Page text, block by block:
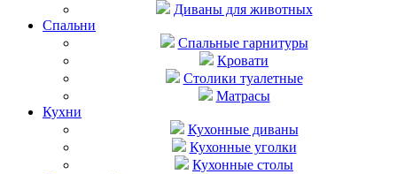
Диваны для животных
Спальни
Cпальные гарнитуры
Кровати
Столики туалетные
Матрасы
Кухни
Кухонные диваны
Кухонные уголки
Кухонные столы